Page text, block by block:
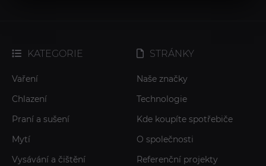
KATEGORIE
Vaření
Chlazení
Praní a sušení
Mytí
Vysávání a čištění
STRÁNKY
Naše značky
Technologie
Kde koupíte spotřebiče
O společnosti
Referenční projekty